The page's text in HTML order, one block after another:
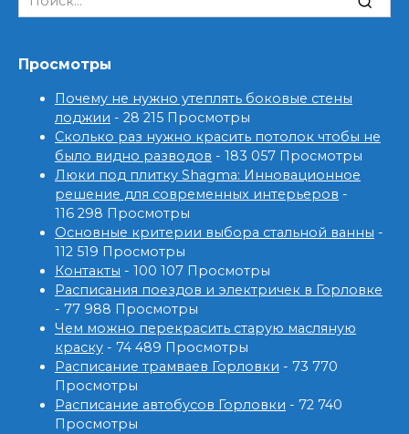
for:
Просмотры
Почему не нужно утеплять боковые стены
лоджии - 28 215 Просмотры
Сколько раз нужно красить потолок чтобы не
было видно разводов - 183 057 Просмотры
Люки под плитку Shagma: Инновационное
решение для современных интерьеров -
116 298 Просмотры
Основные критерии выбора стальной ванны -
112 519 Просмотры
Контакты - 100 107 Просмотры
Расписания поездов и электричек в Горловке
- 77 988 Просмотры
Чем можно перекрасить старую масляную
краску - 74 489 Просмотры
Расписание трамваев Горловки - 73 770
Просмотры
Расписание автобусов Горловки - 72 740
Просмотры